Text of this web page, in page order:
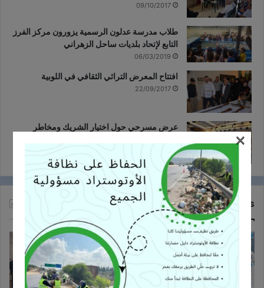
09/10/2017
طلاب مدرسة عدلون الرسمية يزورون مركز الفرز
التابع لإتحاد بلديات ساحل الزهراني
06/03/2019
افتتاح المعرض التراثي الثقافي في اللوبية
22/09/2017
عرض مسرحي حول اختيار الشريك ومخاطر
Recent Tech News
×